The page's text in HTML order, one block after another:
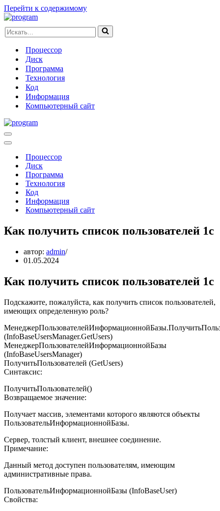
Перейти к содержимому
Искать...
Процессор
Диск
Программа
Технология
Код
Информация
Компьютерный сайт
Меню
навигации
Меню
навигацииПроцессор
Диск
Программа
Технология
Код
Информация
Компьютерный сайт
Как получить список пользователей 1с
автор: admin
01.05.2024
Как получить список пользователей 1с
Подскажите, пожалуйста, как получить список пользователей,
имеющих определенную роль?
(InfoBaseUsersManager.GetUsers)
МенеджерПользователейИнформационнойБазы
(InfoBaseUsersManager)
ПолучитьПользователей (GetUsers)
Синтаксис:
ПолучитьПользователей()
Возвращаемое значение:
Получает массив, элементами которого являются объекты
ПользовательИнформационнойБазы.
Сервер, толстый клиент, внешнее соединение.
Примечание:
Данный метод доступен пользователям, имеющим
административные права.
ПользовательИнформационнойБазы (InfoBaseUser)
Свойства: